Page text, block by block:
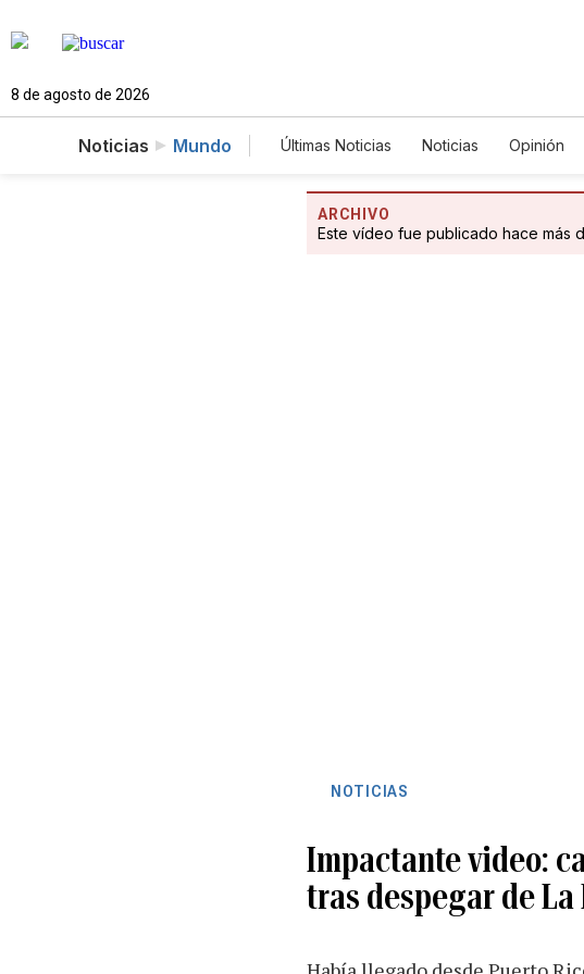
8 de agosto de 2026
Noticias Mundo Últimas Noticias Noticias Opinión
ARCHIVO
Este vídeo fue publicado hace más
NOTICIAS
Impactante video:
tras despegar de La